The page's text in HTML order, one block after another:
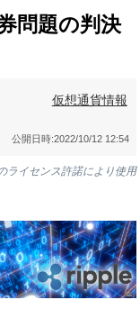
問題の判決
仮想通貨情報
公開日時:2022/10/12 12:54
ライセンス許諾により使用